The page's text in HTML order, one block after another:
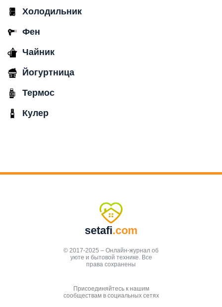
Холодильник
Фен
Чайник
Йогуртница
Термос
Кулер
setafi.com
© 2017-2025 – Онлайн-журнал об
уюте и бытовой технике. Все
права сохранены
Присоединяйтесь к нашим
сообществам в социальных сетях